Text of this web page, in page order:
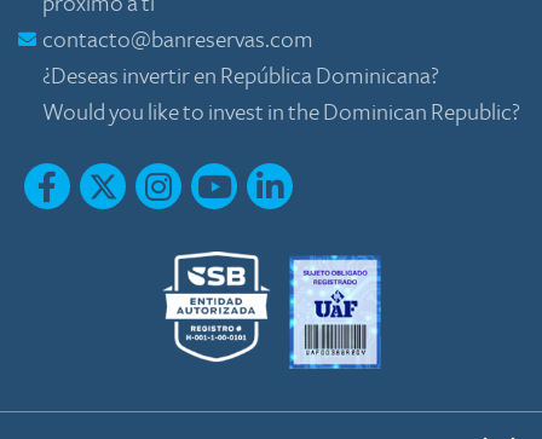
contacto@banreservas.com
¿Deseas invertir en República Dominicana?
Would you like to invest in the Dominican Republic?